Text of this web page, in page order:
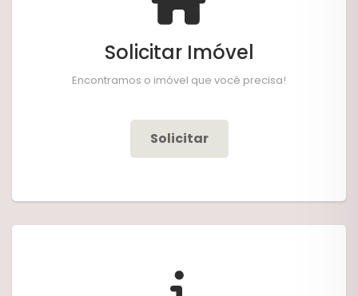
Solicitar Imóvel
Encontramos o imóvel que você precisa!
Solicitar